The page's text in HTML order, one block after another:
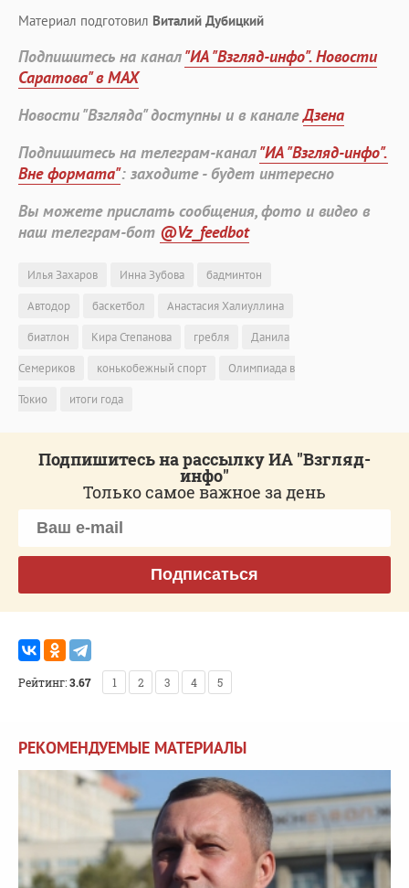
Материал подготовил Виталий Дубицкий
Подпишитесь на канал"ИА "Взгляд-инфо". Новости
Саратова" в MAX
Новости "Взгляда" доступны и в каналеДзена
Подпишитесь на телеграм-канал"ИА "Взгляд-инфо".
Вне формата": заходите - будет интересно
Вы можете прислать сообщения, фото и видео в
наш телеграм-бот @Vz_feedbot
Илья Захаров Инна Зубова
бадминтон
Автодор
баскетбол
Анастасия Халиуллина
биатлон
Кира Степанова гребля
Данила
Семериков
конькобежный спорт
Олимпиада в
Токио
итоги года
Подпишитесь на рассылку ИА "Взгляд-
инфо"
Только самое важное за день
Подписаться
Рейтинг:3.67 1 2 3 4 5
РЕКОМЕНДУЕМЫЕ МАТЕРИАЛЫ